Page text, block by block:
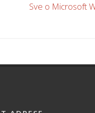
Sve o Microsoft